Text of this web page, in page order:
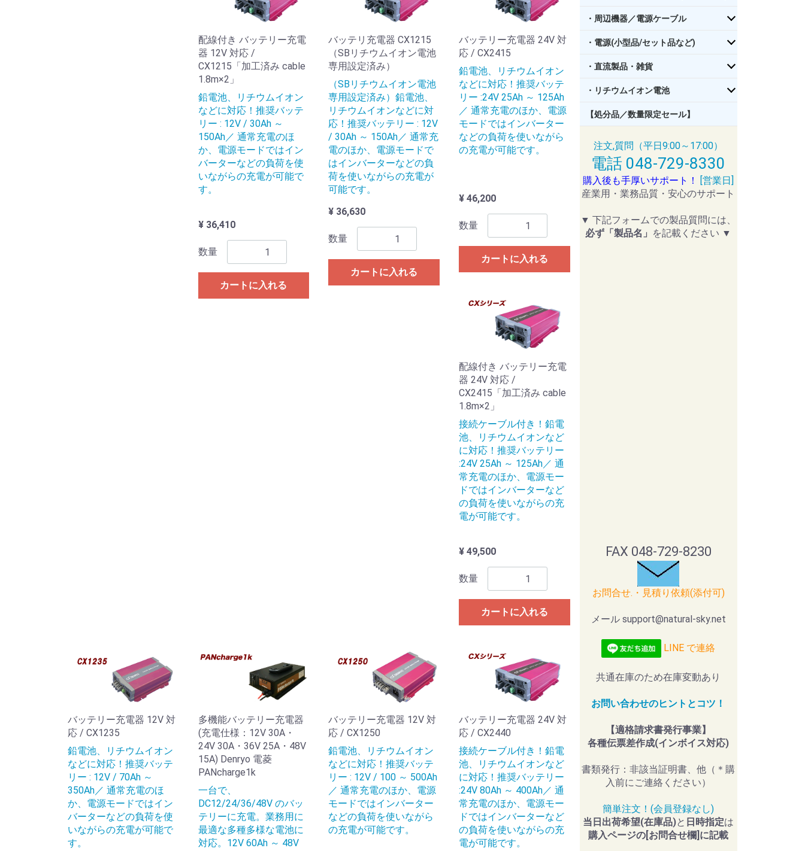
配線付き バッテリー充電
器 12V 対応 /
CX1215「加工済み cable
1.8m×2」
鉛電池、リチウムイオン
などに対応！推奨バッテ
リー : 12V / 30Ah ～
150Ah／ 通常充電のほ
か、電源モードではイン
バーターなどの負荷を使
いながらの充電が可能で
す。
¥ 36,410
数量
カートに入れる
バッテリ充電器 CX1215
（SBリチウムイオン電池
専用設定済み）
（SBリチウムイオン電池
専用設定済み）鉛電池、
リチウムイオンなどに対
応！推奨バッテリー : 12V
/ 30Ah ～ 150Ah／ 通常充
電のほか、電源モードで
はインバーターなどの負
荷を使いながらの充電が
可能です。
¥ 36,630
数量
カートに入れる
バッテリー充電器 24V 対
応 / CX2415
鉛電池、リチウムイオン
などに対応！推奨バッテ
リー :24V 25Ah ～ 125Ah
／ 通常充電のほか、電源
モードではインバーター
などの負荷を使いながら
の充電が可能です。
¥ 46,200
数量
カートに入れる
配線付き バッテリー充電
器 24V 対応 /
CX2415「加工済み cable
1.8m×2」
接続ケーブル付き！鉛電
池、リチウムイオンなど
に対応！推奨バッテリー
:24V 25Ah ～ 125Ah／ 通
常充電のほか、電源モー
ドではインバーターなど
の負荷を使いながらの充
電が可能です。
¥ 49,500
数量
カートに入れる
バッテリー充電器 12V 対
応 / CX1235
鉛電池、リチウムイオン
などに対応！推奨バッテ
リー : 12V / 70Ah ～
350Ah／ 通常充電のほ
か、電源モードではイン
バーターなどの負荷を使
いながらの充電が可能で
す。
多機能バッテリー充電器
(充電仕様：12V 30A・
24V 30A・36V 25A・48V
15A) Denryo 電菱
PANcharge1k
一台で、
DC12/24/36/48V のバッ
テリーに充電。業務用に
最適な多種多様な電池に
対応。12V 60Ah ～ 48V
バッテリー充電器 12V 対
応 / CX1250
鉛電池、リチウムイオン
などに対応！推奨バッテ
リー : 12V / 100 ～ 500Ah
／ 通常充電のほか、電源
モードではインバーター
などの負荷を使いながら
の充電が可能です。
バッテリー充電器 24V 対
応 / CX2440
接続ケーブル付き！鉛電
池、リチウムイオンなど
に対応！推奨バッテリー
:24V 80Ah ～ 400Ah／ 通
常充電のほか、電源モー
ドではインバーターなど
の負荷を使いながらの充
電が可能です。
・周辺機器／電源ケーブル
・電源(小型品/セット品など)
・直流製品・雑貨
・リチウムイオン電池
【処分品／数量限定セール】
注文,質問（平日9:00～17:00）
電話 048-729-8330
購入後も手厚いサポート！
[営業日]
産業用・業務品質・安心のサポート
▼ 下記フォームでの製品質問には、
必ず「製品名」 を記載ください ▼
FAX 048-729-8230
お問合せ.・見積り依頼(添付可)
メール support@natural-sky.net
LINE で連絡
共通在庫のため在庫変動あり
お問い合わせのヒントとコツ！
【適格請求書発行事業】
各種伝票差作成(インボイス対応)
書類発行：非該当証明書、他（＊購
入前にご連絡ください）
簡単注文！(会員登録なし)
当日出荷希望(在庫品)と 日時指定は
購入ページの[お問合せ欄]に記載